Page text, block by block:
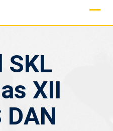
SKL
XII
DAN